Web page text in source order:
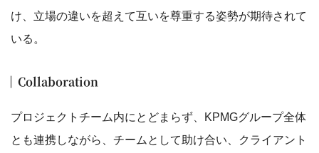
け、立場の違いを超えて互いを尊重する姿勢が期待されて
いる。
Collaboration
プロジェクトチーム内にとどまらず、KPMGグループ全体
とも連携しながら、チームとして助け合い、クライアント